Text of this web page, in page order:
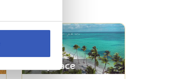
Inspirace